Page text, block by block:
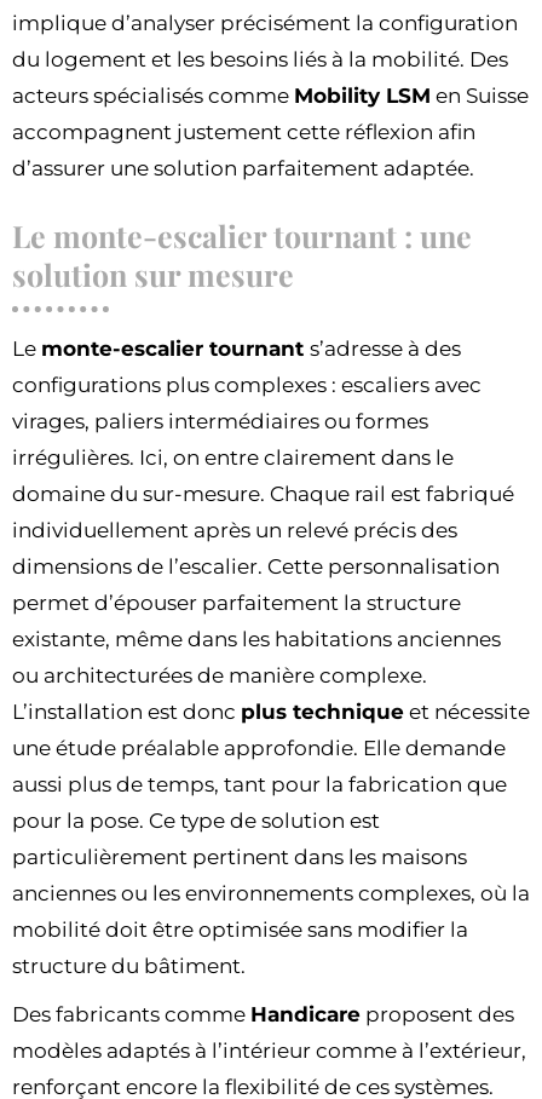
implique d’analyser précisément la configuration
du logement et les besoins liés à la mobilité. Des
acteurs spécialisés comme Mobility LSM en Suisse
accompagnent justement cette réflexion afin
d’assurer une solution parfaitement adaptée.
Le monte-escalier tournant : une
solution sur mesure
Le monte-escalier tournant s’adresse à des
configurations plus complexes : escaliers avec
virages, paliers intermédiaires ou formes
irrégulières. Ici, on entre clairement dans le
domaine du sur-mesure. Chaque rail est fabriqué
individuellement après un relevé précis des
dimensions de l’escalier. Cette personnalisation
permet d’épouser parfaitement la structure
existante, même dans les habitations anciennes
ou architecturées de manière complexe.
L’installation est donc plus technique et nécessite
une étude préalable approfondie. Elle demande
aussi plus de temps, tant pour la fabrication que
pour la pose. Ce type de solution est
particulièrement pertinent dans les maisons
anciennes ou les environnements complexes, où la
mobilité doit être optimisée sans modifier la
structure du bâtiment.
Des fabricants comme Handicare proposent des
modèles adaptés à l’intérieur comme à l’extérieur,
renforçant encore la flexibilité de ces systèmes.